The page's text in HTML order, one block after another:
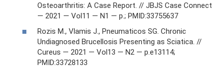
Osteoarthritis: A Case Report. // JBJS Case Connect
— 2021 — Vol11 — N1 — p.; PMID:33755637
Rozis M., Vlamis J., Pneumaticos SG. Chronic
Undiagnosed Brucellosis Presenting as Sciatica. //
Cureus — 2021 — Vol13 — N2 — p.e13114;
PMID:33728133